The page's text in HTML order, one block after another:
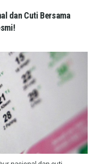
dan Cuti Bersama